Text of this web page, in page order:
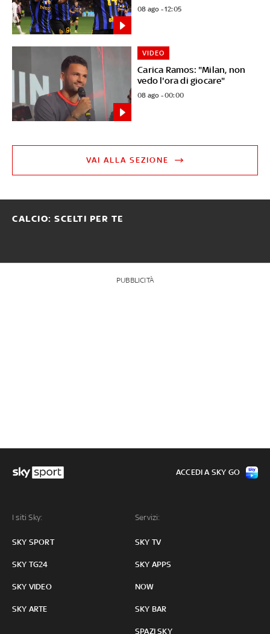
08 ago - 12:05
Carica Ramos: "Milan, non
vedo l'ora di giocare"
VIDEO
08 ago - 00:00
VAI ALLA SEZIONE
CALCIO: SCELTI PER TE
PUBBLICITÀ
I siti Sky:
SKY SPORT
SKY TG24
SKY VIDEO
SKY ARTE
Servizi:
SKY TV
SKY APPS
NOW
SKY BAR
SPAZI SKY
ACCEDI A SKY GO